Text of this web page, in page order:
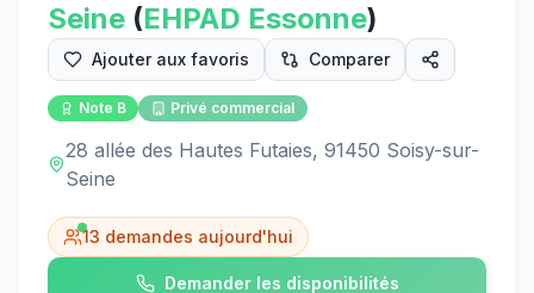
Seine (EHPAD Essonne)
Ajouter aux favoris Comparer
Note B Privé commercial
28 allée des Hautes Futaies, 91450 Soisy-sur-
Seine
13 demandes aujourd'hui
Demander les disponibilités